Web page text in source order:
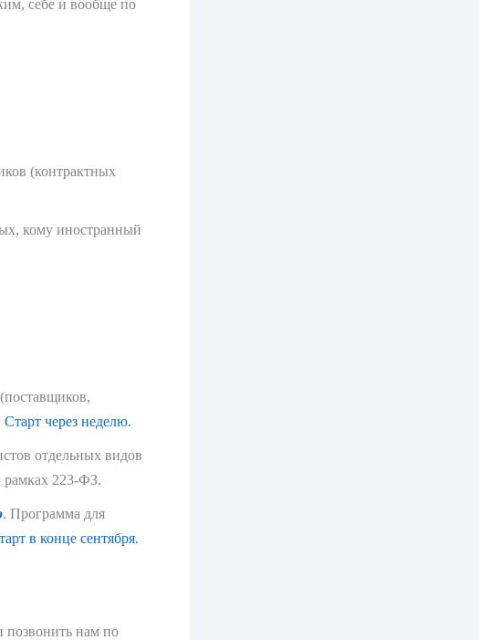
себе и вообще по
(контрактных
кому иностранный
Старт через неделю.
отдельных видов
рамках 223-ФЗ.
. Программа для
в конце сентября.
позвонить нам по